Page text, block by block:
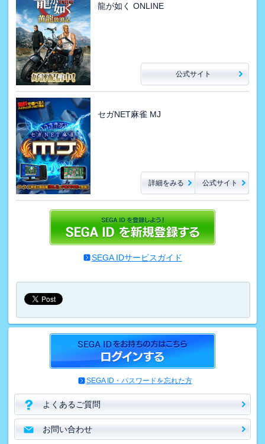
龍が如く ONLINE
公式サイト
セガNET麻雀 MJ
詳細をみる 公式サイト
SEGA IDサービスガイド
SEGA ID・パスワードを忘れた方
よくあるご質問
お問い合わせ